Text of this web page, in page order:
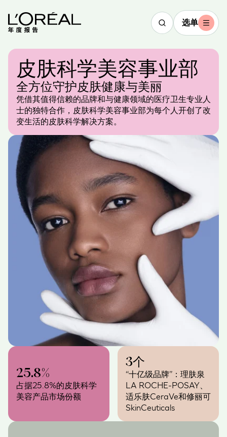
选单
皮肤科学美容事业部
全方位守护皮肤健康与美丽
凭借其值得信赖的品牌和与健康领域的医疗卫生专业人
士的独特合作，皮肤科学美容事业部为每个人开创了改
变生活的皮肤科学解决方案。
观
看
视
频
2025
亮点回顾
文字版
25.8%
占据25.8%的皮肤科学
美容产品市场份额
3个
“十亿级品牌”：理肤泉
LA ROCHE-POSAY、
适乐肤CeraVe和修丽可
SkinCeuticals